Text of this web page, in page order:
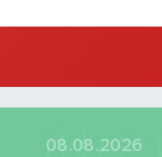
08.08.2026